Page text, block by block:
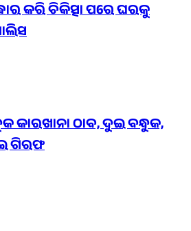
କରି ଚିକିତ୍ସା ପରେ ଘରକୁ
କାରଖାନା ଠାବ, ଦୁଇ ବନ୍ଧୁକ,
ଗିରଫ